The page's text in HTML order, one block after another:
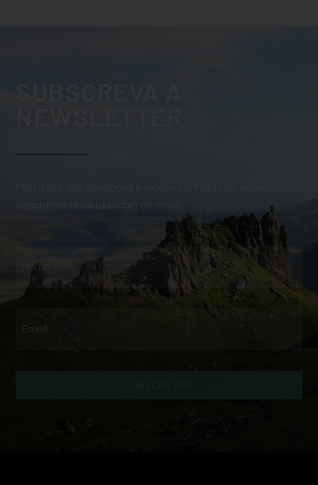
directamente na tua caixa de email.
SUBSCREVER